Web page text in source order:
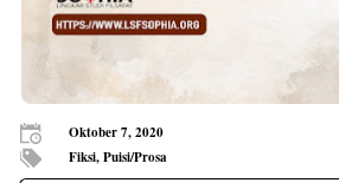
Good Is Good: Menyingkap
George Edward Moore
Oktober 7, 2020
Fiksi, Puisi/Prosa